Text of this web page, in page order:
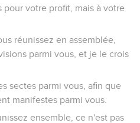
pour votre profit, mais à votre
réunissez en assemblée,
parmi vous, et je le crois
sectes parmi vous, afin que
manifestes parmi vous.
ensemble, ce n'est pas